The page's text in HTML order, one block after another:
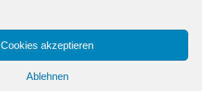
Cookies akzeptieren
Ablehnen